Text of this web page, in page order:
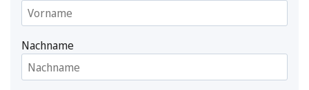
Nachname